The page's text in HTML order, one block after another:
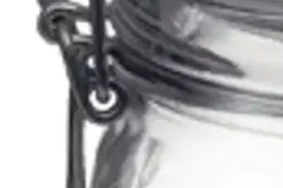
Tarkista myymäläsaatavuus
Tuotekuvaus
Ilmatiivis lasitölkki patenttikannella säilöntään ja säilytykseen. Kaunis
steriloituihin kuumiin tölkkeihin, täytä piripintaan ja sulje kansi heti.
taloussokerista valmistettuja hilloja säilytetään jääkaapissa,
värjäytyä konepesussa. Kumitiiviste on kuluva osa. Säilönnän